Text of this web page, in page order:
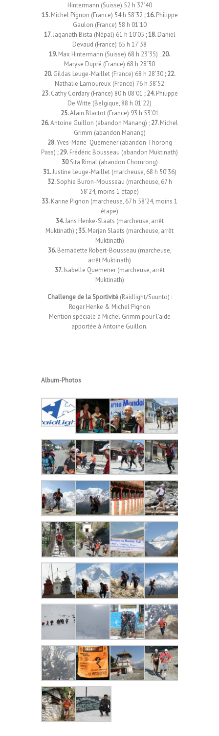
Hintermann (Suisse) 52 h 37’40
15.Michel Pignon (France) 54 h 58’32 ; 16.Philippe
Gaulon (France) 58 h 01’10
17.Jaganath Bista (Népal) 61 h 10’05 ; 18.Daniel
Devaud (France) 65 h 17’38
19.Max Hintermann (Suisse) 68 h 23’35) ; 20.
Maryse Dupré (France) 68 h 28’30
20.Gildas Leuge-Maillet (France) 68 h 28’30; 22.
Nathalie Lamoureux (France) 76 h 38’52
23.Cathy Cordary (France) 80 h 08’01 ; 24.Philippe
De Witte (Belgique, 88 h 01’22)
25.Alain Blactot (France) 93 h 53’01
26.Antoine Guillon (abandon Manang) ; 27.Michel
Grimm (abandon Manang)
28.Yves-Marie Quemener (abandon Thorong
Pass) ; 29. Frédéric Bousseau (abandon Muktinath)
30Sita Rimal (abandon Chomrong)
31.Justine Leuge-Maillet (marcheuse, 68 h 50’36)
32.Sophie Buron-Mousseau (marcheuse, 67 h
58’24, moins 1 étape)
33.Karine Pignon (marcheuse, 67 h 58’24, moins 1
étape)
34.Jans Henke-Slaats (marcheuse, arrêt
Muktinath) ; 35.Marjan Slaats (marcheuse, arrêt
Muktinath)
36.Bernadette Robert-Bousseau (marcheuse,
arrêt Muktinath)
37.Isabelle Quemener (marcheuse, arrêt
Muktinath)
Challenge de la Sportivité(Raidlight/Suunto) :
Roger Henke & Michel Pignon
Mention spéciale à Michel Grimm pour l’aide
apportée à Antoine Guillon.
Album-Photos